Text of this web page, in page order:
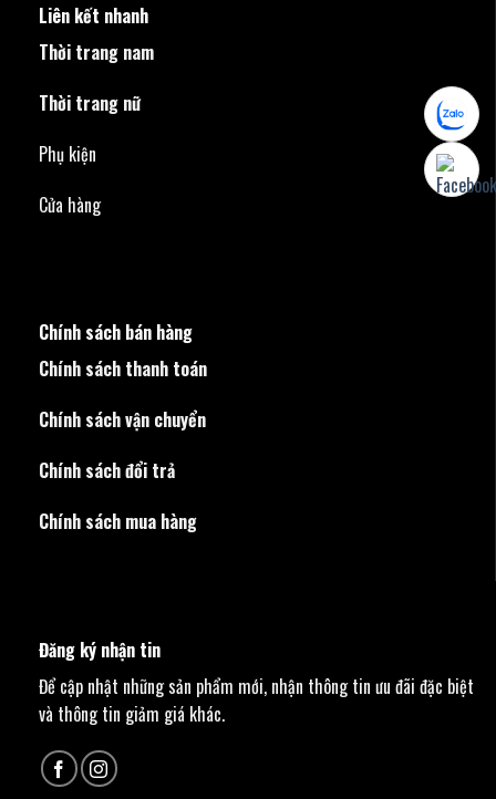
Liên kết nhanh
Thời trang nam
Thời trang nữ
Phụ kiện
Cửa hàng
Chính sách bán hàng
Chính sách thanh toán
Chính sách vận chuyển
Chính sách đổi trả
Chính sách mua hàng
Đăng ký nhận tin
Để cập nhật những sản phẩm mới, nhận thông tin ưu đãi đặc biệt
và thông tin giảm giá khác.